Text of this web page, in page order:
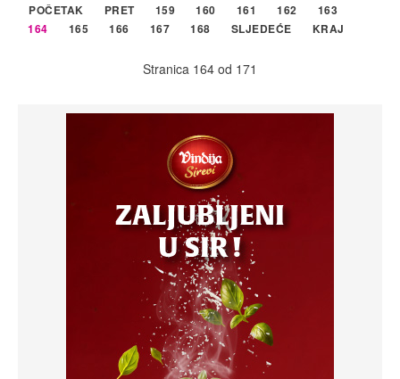
POČETAK PRET 159 160 161 162
163
164
165 166 167 168 SLJEDEĆE KRAJ
Stranica 164 od 171